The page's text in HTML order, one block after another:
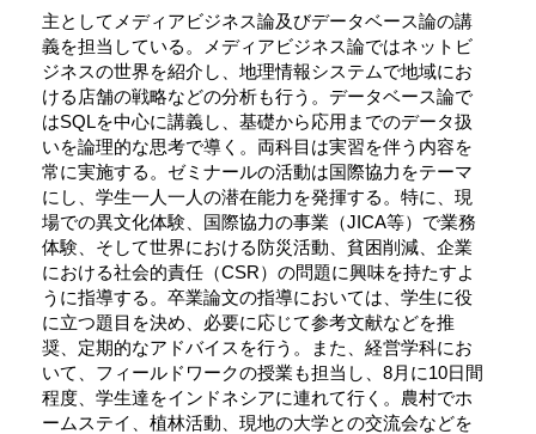
主としてメディアビジネス論及びデータベース論の講
義を担当している。メディアビジネス論ではネットビ
ジネスの世界を紹介し、地理情報システムで地域にお
ける店舗の戦略などの分析も行う。データベース論で
はSQLを中心に講義し、基礎から応用までのデータ扱
いを論理的な思考で導く。両科目は実習を伴う内容を
常に実施する。ゼミナールの活動は国際協力をテーマ
にし、学生一人一人の潜在能力を発揮する。特に、現
場での異文化体験、国際協力の事業（JICA等）で業務
体験、そして世界における防災活動、貧困削減、企業
における社会的責任（CSR）の問題に興味を持たすよ
うに指導する。卒業論文の指導においては、学生に役
に立つ題目を決め、必要に応じて参考文献などを推
奨、定期的なアドバイスを行う。また、経営学科にお
いて、フィールドワークの授業も担当し、8月に10日間
程度、学生達をインドネシアに連れて行く。農村でホ
ームステイ、植林活動、現地の大学との交流会などを